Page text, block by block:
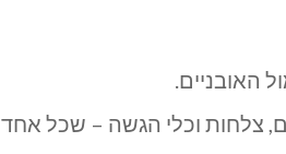
האובניים.
צלחות וכלי הגשה – שכל אחד